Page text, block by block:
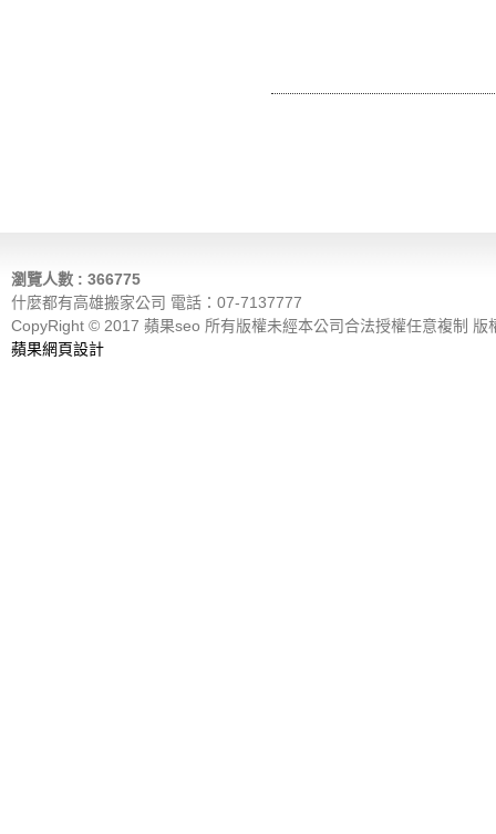
瀏覽人數 : 366775
什麼都有高雄搬家公司 電話：07-7137777
CopyRight © 2017 蘋果seo 所有版權未經本公司合法授權任意複制 版
蘋果網頁設計